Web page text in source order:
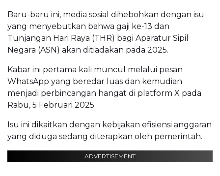
Baru-baru ini, media sosial dihebohkan dengan isu
yang menyebutkan bahwa gaji ke-13 dan
Tunjangan Hari Raya (THR) bagi Aparatur Sipil
Negara (ASN) akan ditiadakan pada 2025.
Kabar ini pertama kali muncul melalui pesan
WhatsApp yang beredar luas dan kemudian
menjadi perbincangan hangat di platform X pada
Rabu, 5 Februari 2025.
Isu ini dikaitkan dengan kebijakan efisiensi anggaran
yang diduga sedang diterapkan oleh pemerintah.
ADVERTISEMENT